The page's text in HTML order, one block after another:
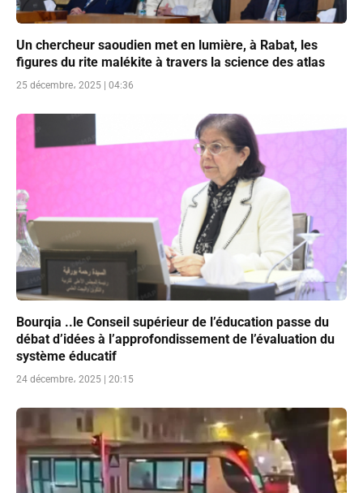
Un chercheur saoudien met en lumière, à Rabat, les
figures du rite malékite à travers la science des atlas
25 décembre، 2025 | 04:36
Bourqia ..le Conseil supérieur de l’éducation passe du
débat d’idées à l’approfondissement de l’évaluation du
système éducatif
24 décembre، 2025 | 20:15